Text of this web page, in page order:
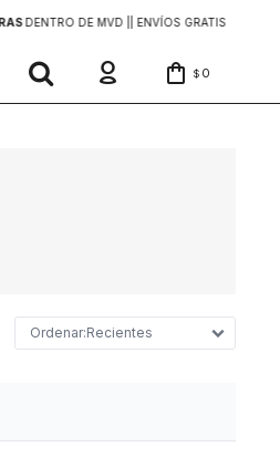
DENTRO DE MVD | | ENVÍOS GRATIS
$ 0
Recientes